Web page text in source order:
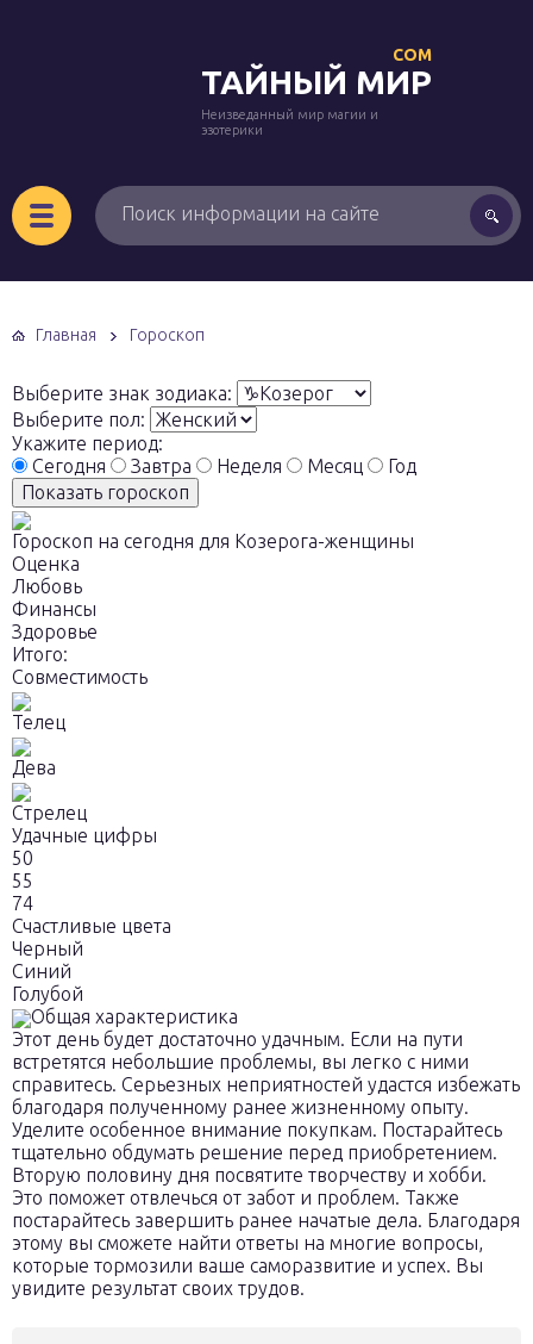
ТАЙНЫЙ МИР
COM
Неизведанный мир магии и
эзотерики
Главная Гороскоп
Выберите знак зодиака:
Выберите пол:
Укажите период:
Сегодня
Завтра Неделя Месяц
Год
Показать гороскоп
Гороскоп на сегодня для Козерога-женщины
Оценка
Любовь
Финансы
Здоровье
Итого:
Совместимость
Телец
Дева
Стрелец
Удачные цифры
50
55
74
Счастливые цвета
Черный
Синий
Голубой
Общая характеристика
Этот день будет достаточно удачным. Если на пути
встретятся небольшие проблемы, вы легко с ними
справитесь. Серьезных неприятностей удастся избежать
благодаря полученному ранее жизненному опыту.
Уделите особенное внимание покупкам. Постарайтесь
тщательно обдумать решение перед приобретением.
Вторую половину дня посвятите творчеству и хобби.
Это поможет отвлечься от забот и проблем. Также
постарайтесь завершить ранее начатые дела. Благодаря
этому вы сможете найти ответы на многие вопросы,
которые тормозили ваше саморазвитие и успех. Вы
увидите результат своих трудов.